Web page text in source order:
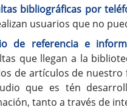
bibliográficas por
usuarios que no
de referencia e
que llegan a la
de artículos de
que es tén
tanto a través de